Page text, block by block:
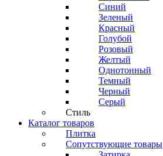
Синий
Зеленый
Красный
Голубой
Розовый
Желтый
Однотонный
Темный
Черный
Серый
Стиль
Каталог товаров
Плитка
Сопутствующие товары